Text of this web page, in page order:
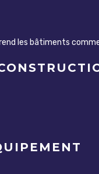
les bâtiments